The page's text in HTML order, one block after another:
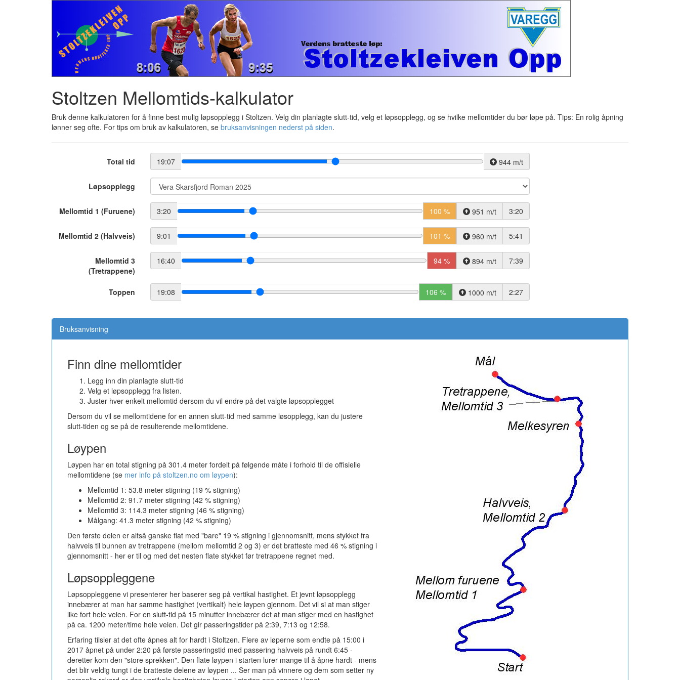
Stoltzen Mellomtids-kalkulator
Bruk denne kalkulatoren for å finne best mulig løpsopplegg i Stoltzen. Velg din planlagte slutt-tid, velg et løpsopplegg, og se hvilke mellomtider du bør løpe på. Tips: En rolig åpning
lønner seg ofte. For tips om bruk av kalkulatoren, se bruksanvisningen nederst på siden.
Total tid 19:07 944 m/t
Løpsopplegg
Mellomtid 1 (Furuene) 3:20 100 % 951 m/t 3:20
Mellomtid 2 (Halvveis) 9:01 101 % 960 m/t 5:41
Mellomtid 3
(Tretrappene)
16:40 94 % 894 m/t 7:39
Toppen 19:08 106 % 1000 m/t 2:27
Bruksanvisning
Finn dine mellomtider
Legg inn din planlagte slutt-tid
Velg et løpsopplegg fra listen.
Juster hver enkelt mellomtid dersom du vil endre på det valgte løpsopplegget
Dersom du vil se mellomtidene for en annen slutt-tid med samme løsopplegg, kan du justere
slutt-tiden og se på de resulterende mellomtidene.
Løypen
Løypen har en total stigning på 301.4 meter fordelt på følgende måte i forhold til de offisielle
mellomtidene (se mer info på stoltzen.no om løypen):
Mellomtid 1: 53.8 meter stigning (19 % stigning)
Mellomtid 2: 91.7 meter stigning (42 % stigning)
Mellomtid 3: 114.3 meter stigning (46 % stigning)
Målgang: 41.3 meter stigning (42 % stigning)
Den første delen er altså ganske flat med "bare" 19 % stigning i gjennomsnitt, mens stykket fra
halvveis til bunnen av tretrappene (mellom mellomtid 2 og 3) er det bratteste med 46 % stigning i
gjennomsnitt - her er til og med det nesten flate stykket før tretrappene regnet med.
Løpsoppleggene
Løpsoppleggene vi presenterer her baserer seg på vertikal hastighet. Et jevnt løpsopplegg
innebærer at man har samme hastighet (vertikalt) hele løypen gjennom. Det vil si at man stiger
like fort hele veien. For en slutt-tid på 15 minutter innebærer det at man stiger med en hastighet
på ca. 1200 meter/time hele veien. Det gir passeringstider på 2:39, 7:13 og 12:58.
Erfaring tilsier at det ofte åpnes alt for hardt i Stoltzen. Flere av løperne som endte på 15:00 i
2017 åpnet på under 2:20 på første passeringstid med passering halvveis på rundt 6:45 -
deretter kom den "store sprekken". Den flate løypen i starten lurer mange til å åpne hardt - mens
det blir veldig tungt i de bratteste delene av løypen ... Ser man på vinnere og dem som setter ny